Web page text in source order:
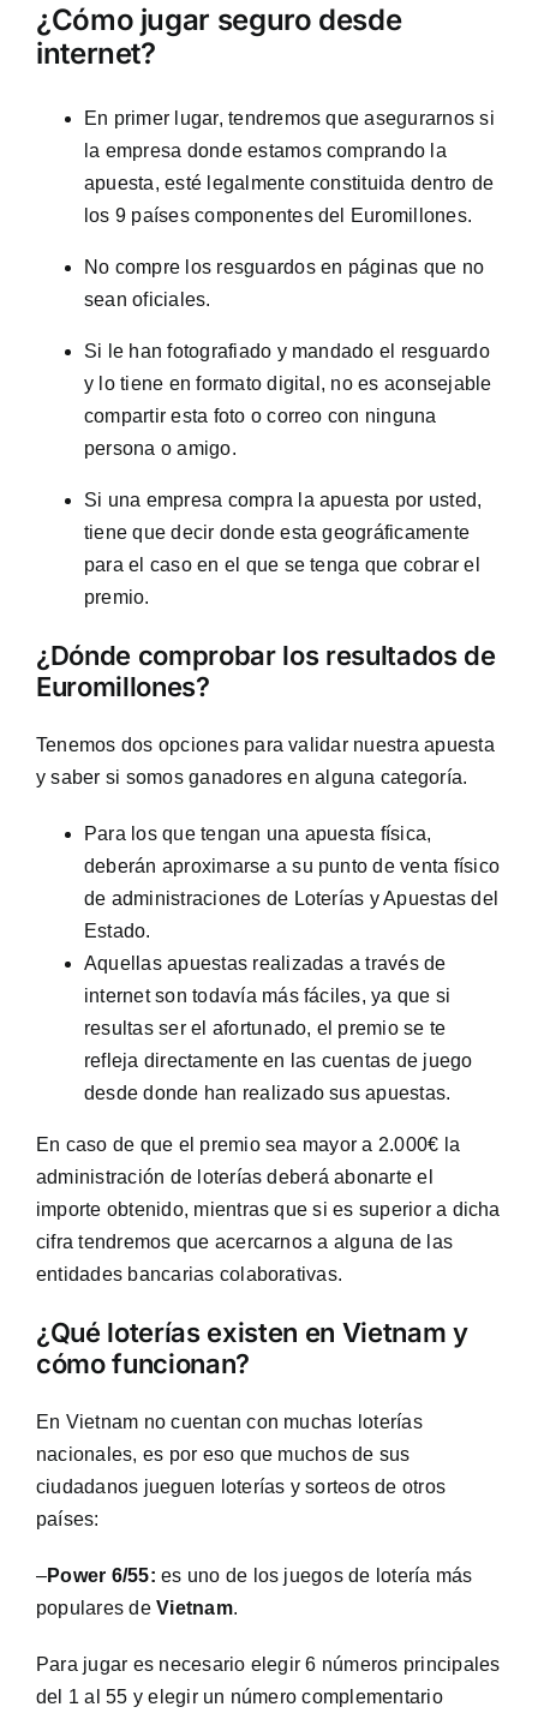
¿Cómo jugar seguro desde
internet?
En primer lugar, tendremos que asegurarnos si
la empresa donde estamos comprando la
apuesta, esté legalmente constituida dentro de
los 9 países componentes del Euromillones.
No compre los resguardos en páginas que no
sean oficiales.
Si le han fotografiado y mandado el resguardo
y lo tiene en formato digital, no es aconsejable
compartir esta foto o correo con ninguna
persona o amigo.
Si una empresa compra la apuesta por usted,
tiene que decir donde esta geográficamente
para el caso en el que se tenga que cobrar el
premio.
¿Dónde comprobar los resultados de
Euromillones?
Tenemos dos opciones para validar nuestra apuesta
y saber si somos ganadores en alguna categoría.
Para los que tengan una apuesta física,
deberán aproximarse a su punto de venta físico
de administraciones de Loterías y Apuestas del
Estado.
Aquellas apuestas realizadas a través de
internet son todavía más fáciles, ya que si
resultas ser el afortunado, el premio se te
refleja directamente en las cuentas de juego
desde donde han realizado sus apuestas.
En caso de que el premio sea mayor a 2.000€ la
administración de loterías deberá abonarte el
importe obtenido, mientras que si es superior a dicha
cifra tendremos que acercarnos a alguna de las
entidades bancarias colaborativas.
¿Qué loterías existen en Vietnam y
cómo funcionan?
En Vietnam no cuentan con muchas loterías
nacionales, es por eso que muchos de sus
ciudadanos jueguen loterías y sorteos de otros
países:
–Power 6/55: es uno de los juegos de lotería más
populares deVietnam.
Para jugar es necesario elegir 6 números principales
del 1 al 55 y elegir un número complementario